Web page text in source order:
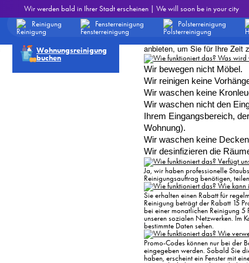
Wir werden bald in Ihrer Stadt erscheinen | We will soon be in your city
Reinigung Fensterreinigung Polsterreinigung
Fensterreinigung
bestellen
Wohnungsreinigung
buchen
Andere
häufig
gestellte
Fragen
Wenn die Reinigungskräfte
Dienstleistungen sind
Versicherungsgesellschaft
anbieten, um Sie für Ihre Zeit
Was wird
Wir bewegen nicht Möbel.
Wir reinigen keine
Wir waschen keine
Wir waschen nicht den
Ihrem Eingangsbereich,
Wohnung).
Wir waschen keine
Wir desinfizieren die
Verfügt
Ja, wir haben professionelle
Reinigungsauftrag benötigen,
Wie kann
Sie erhalten einen Rabatt für
Reinigung beträgt der Rabatt 15
bei einer monatlichen Reinigung
unseren sozialen Netzwerken. Im
bestimmte Daten sehen.
Wie
Promo-Codes können nur bei der
eingegeben werden. Sobald Sie
haben, erscheint ein Fenster mit